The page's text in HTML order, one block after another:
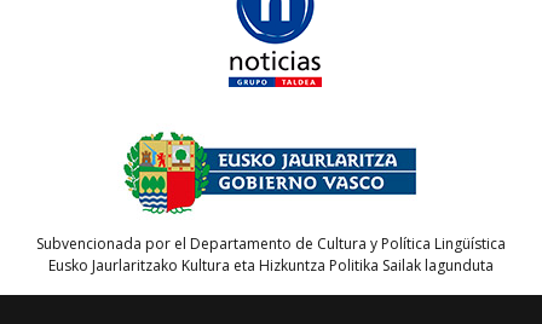
Subvencionada por el Departamento de Cultura y Política Lingüística
Eusko Jaurlaritzako Kultura eta Hizkuntza Politika Sailak lagunduta